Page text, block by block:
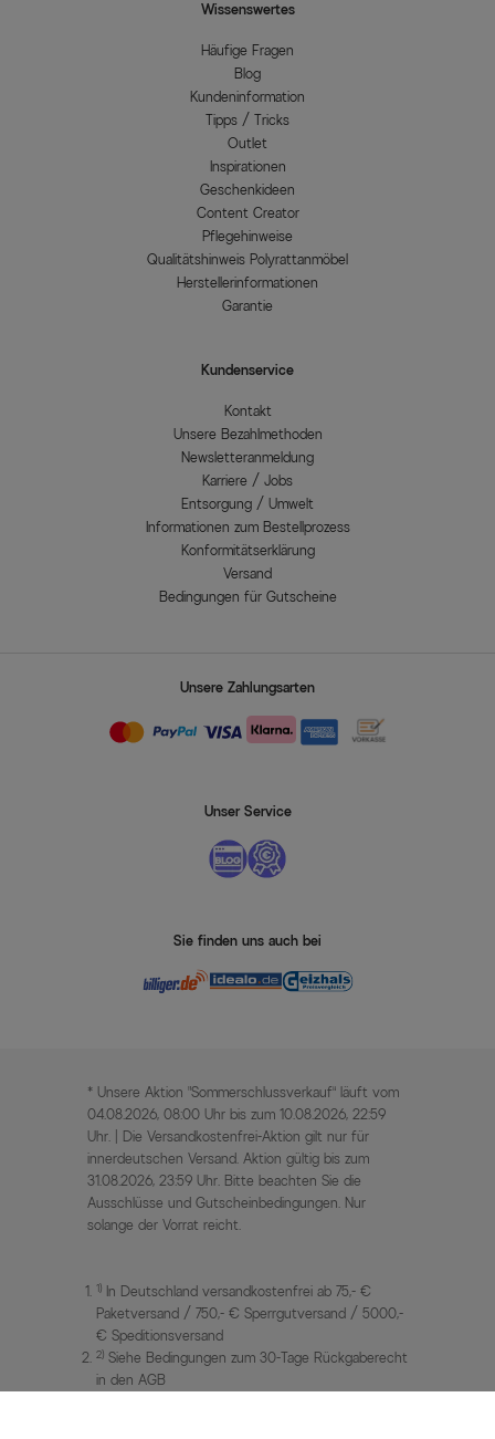
Wissenswertes
Häufige Fragen
Blog
Kundeninformation
Tipps / Tricks
Outlet
Inspirationen
Geschenkideen
Content Creator
Pflegehinweise
Qualitätshinweis Polyrattanmöbel
Herstellerinformationen
Garantie
Kundenservice
Kontakt
Unsere Bezahlmethoden
Newsletteranmeldung
Karriere / Jobs
Entsorgung / Umwelt
Informationen zum Bestellprozess
Konformitätserklärung
Versand
Bedingungen für Gutscheine
Unsere Zahlungsarten
Unser Service
Sie finden uns auch bei
* Unsere Aktion „Sommerschlussverkauf“ läuft vom
04.08.2026, 08:00 Uhr bis zum 10.08.2026, 22:59
Uhr. | Die Versandkostenfrei-Aktion gilt nur für
innerdeutschen Versand. Aktion gültig bis zum
31.08.2026, 23:59 Uhr. Bitte beachten Sie die
Ausschlüsse und Gutscheinbedingungen. Nur
solange der Vorrat reicht.
1) In Deutschland versandkostenfrei ab 75,- €
Paketversand / 750,- € Sperrgutversand / 5000,-
€ Speditionsversand
2) Siehe Bedingungen zum 30-Tage Rückgaberecht
in den AGB